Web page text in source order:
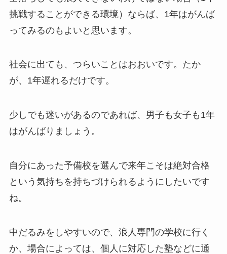
挑戦することができる環境）ならば、1年はがんば
ってみるのもよいと思います。
社会に出ても、つらいことはおおいです。たか
が、1年遅れるだけです。
少しでも迷いがあるのであれば、男子も女子も1年
はがんばりましょう。
自分にあった予備校を選んで来年こそは絶対合格
という気持ちを持ちづけられるようにしたいです
ね。
中だるみをしやすいので、浪人専門の学校に行く
か、場合によっては、個人に対応した塾などに通